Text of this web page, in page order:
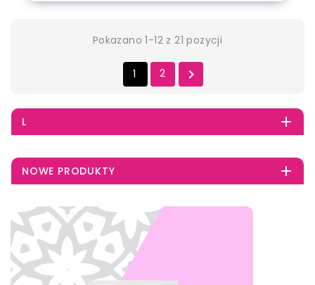
Pokazano 1-12 z 21 pozycji
1 2 
L 
NOWE PRODUKTY 